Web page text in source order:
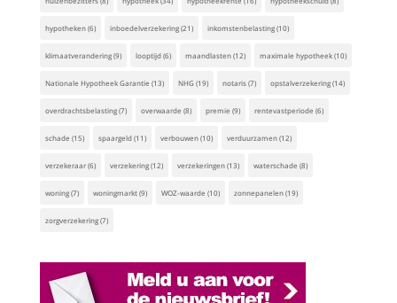
hypotheken(6) inboedelverzekering(21) inkomstenbelasting(10)
klimaatverandering(9) looptijd(6) maandlasten(12) maximale hypotheek(10)
Nationale Hypotheek Garantie (13) NHG(19) notaris(7) opstalverzekering(14)
overdrachtsbelasting(7) overwaarde (8) premie (9) rentevastperiode (6)
schade (15) spaargeld(11) verbouwen(10) verduurzamen(12)
verzekeraar(6) verzekering(12) verzekeringen(13) waterschade (8)
woning(7) woningmarkt(9) WOZ-waarde (10) zonnepanelen(19)
zorgverzekering(7)